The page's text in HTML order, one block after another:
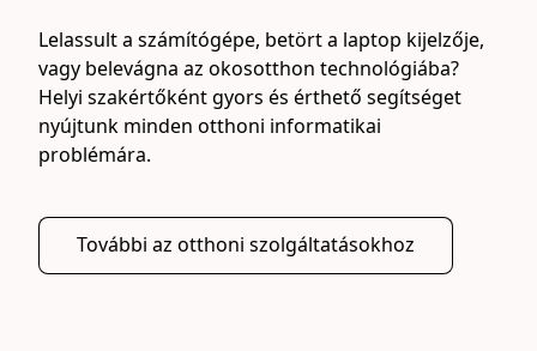
Lelassult a számítógépe, betört a laptop kijelzője,
vagy belevágna az okosotthon technológiába?
Helyi szakértőként gyors és érthető segítséget
nyújtunk minden otthoni informatikai
problémára.
További az otthoni szolgáltatásokhoz